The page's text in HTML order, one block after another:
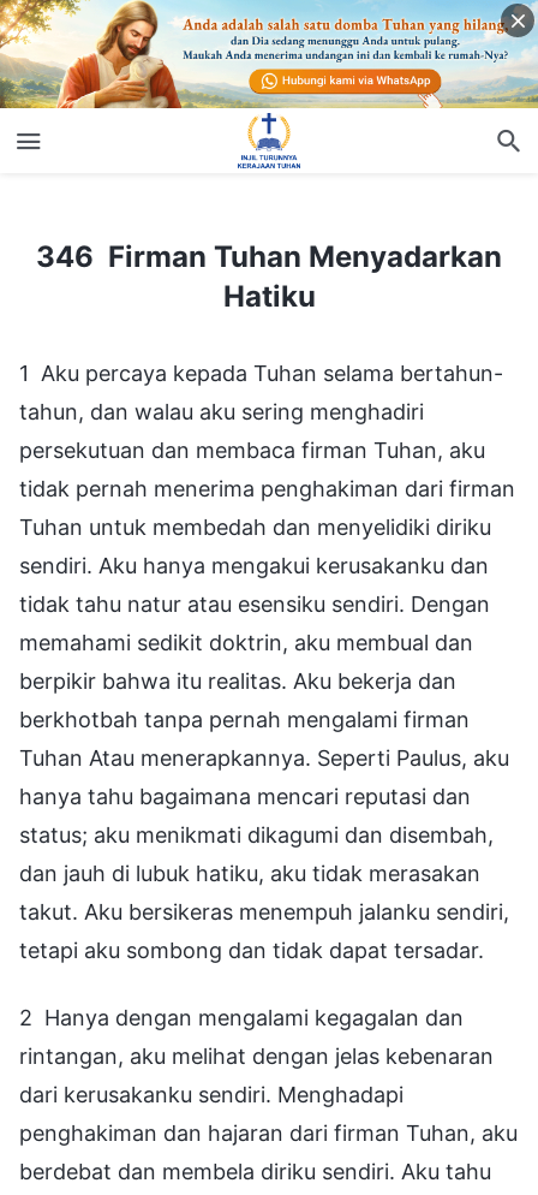
346 Firman Tuhan Menyadarkan Hatiku
346 Firman Tuhan Menyadarkan
Hatiku
1 Aku percaya kepada Tuhan selama bertahun-
tahun, dan walau aku sering menghadiri
persekutuan dan membaca firman Tuhan, aku
tidak pernah menerima penghakiman dari firman
Tuhan untuk membedah dan menyelidiki diriku
sendiri. Aku hanya mengakui kerusakanku dan
tidak tahu natur atau esensiku sendiri. Dengan
memahami sedikit doktrin, aku membual dan
berpikir bahwa itu realitas. Aku bekerja dan
berkhotbah tanpa pernah mengalami firman
Tuhan Atau menerapkannya. Seperti Paulus, aku
hanya tahu bagaimana mencari reputasi dan
status; aku menikmati dikagumi dan disembah,
dan jauh di lubuk hatiku, aku tidak merasakan
takut. Aku bersikeras menempuh jalanku sendiri,
tetapi aku sombong dan tidak dapat tersadar.
2 Hanya dengan mengalami kegagalan dan
rintangan, aku melihat dengan jelas kebenaran
dari kerusakanku sendiri. Menghadapi
penghakiman dan hajaran dari firman Tuhan, aku
berdebat dan membela diriku sendiri. Aku tahu